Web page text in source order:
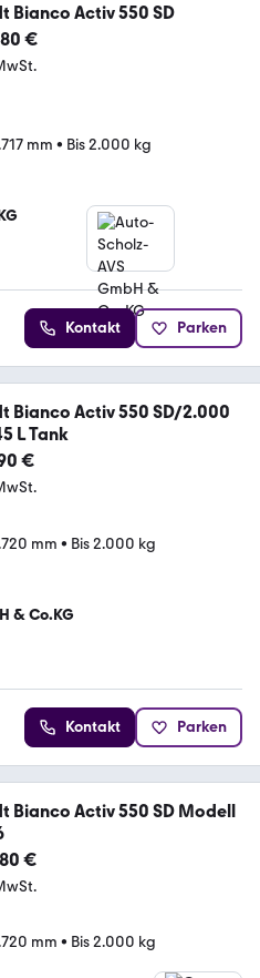
Bianco Activ 550 SD
€
mm • Bis 2.000 kg
Kontakt Parken
Bianco Activ 550 SD/2.000
L Tank
€
mm • Bis 2.000 kg
& Co.KG
Kontakt Parken
Bianco Activ 550 SD Modell
€
mm • Bis 2.000 kg